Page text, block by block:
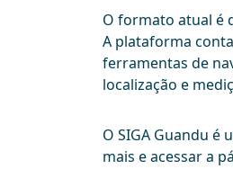
O formato atual é
A plataforma
ferramentas de
localização e
O SIGA Guandu
mais e acessar a